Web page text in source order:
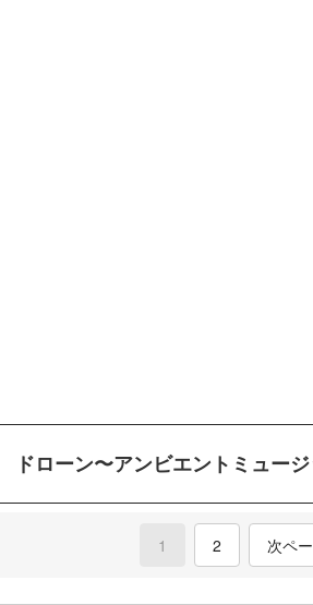
ドローン〜アンビエントミュー
1 (current)
2 次ペ